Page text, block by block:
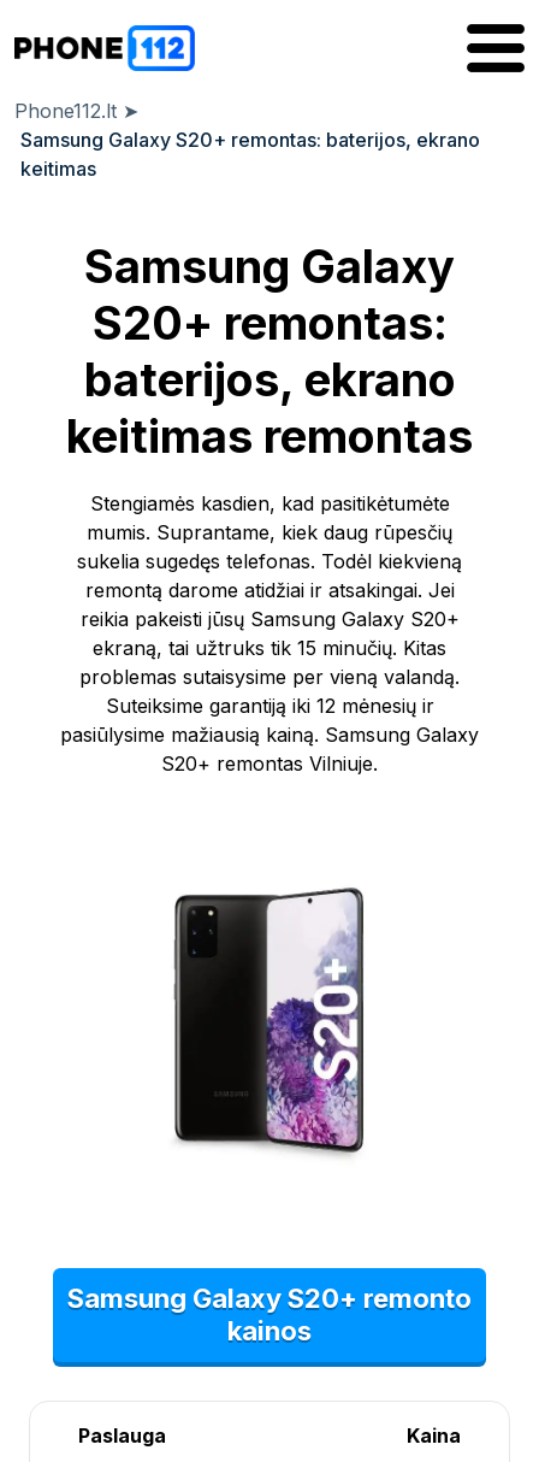
Phone112.lt ➤
Samsung Galaxy S20+ remontas: baterijos, ekrano
keitimas
Samsung Galaxy
S20+ remontas:
baterijos, ekrano
keitimas remontas
Stengiamės kasdien, kad pasitikėtumėte
mumis. Suprantame, kiek daug rūpesčių
sukelia sugedęs telefonas. Todėl kiekvieną
remontą darome atidžiai ir atsakingai. Jei
reikia pakeisti jūsų Samsung Galaxy S20+
ekraną, tai užtruks tik 15 minučių. Kitas
problemas sutaisysime per vieną valandą.
Suteiksime garantiją iki 12 mėnesių ir
pasiūlysime mažiausią kainą. Samsung Galaxy
S20+ remontas Vilniuje.
Samsung Galaxy S20+ remonto
kainos
Paslauga Kaina